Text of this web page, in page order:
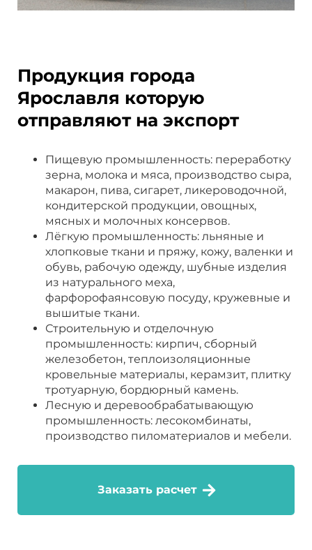
Продукция города
Ярославля которую
отправляют на экспорт
Пищевую промышленность: переработку
зерна, молока и мяса, производство сыра,
макарон, пива, сигарет, ликероводочной,
кондитерской продукции, овощных,
мясных и молочных консервов.
Лёгкую промышленность: льняные и
хлопковые ткани и пряжу, кожу, валенки и
обувь, рабочую одежду, шубные изделия
из натурального меха,
фарфорофаянсовую посуду, кружевные и
вышитые ткани.
Строительную и отделочную
промышленность: кирпич, сборный
железобетон, теплоизоляционные
кровельные материалы, керамзит, плитку
тротуарную, бордюрный камень.
Лесную и деревообрабатывающую
промышленность: лесокомбинаты,
производство пиломатериалов и мебели.
Заказать расчет